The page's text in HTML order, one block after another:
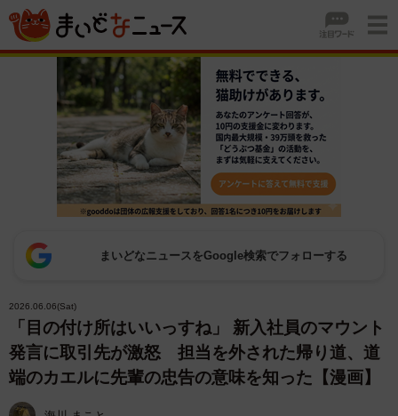
まいどなニュースをGoogle検索でフォローする
2026.06.06(Sat)
「目の付け所はいいっすね」 新入社員のマウント
発言に取引先が激怒 担当を外された帰り道、道
端のカエルに先輩の忠告の意味を知った【漫画】